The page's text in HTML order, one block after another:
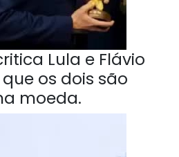
Lula e Flávio
os dois são
moeda.